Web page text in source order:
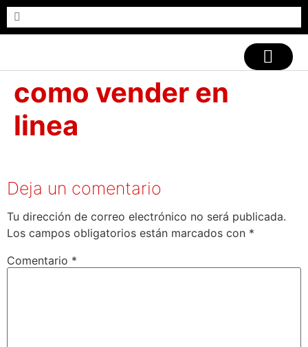
como vender en
linea
Deja un comentario
Tu dirección de correo electrónico no será publicada.
Los campos obligatorios están marcados con *
Comentario *